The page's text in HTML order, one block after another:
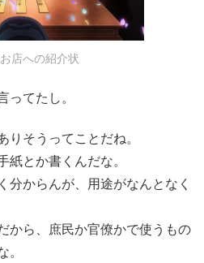
店への紹介状
ってたし。
りそうってことだね。
紙とか書くんだな。
分からんが、用途がなんとなく
から、庶民か官僚かで使うもの
。